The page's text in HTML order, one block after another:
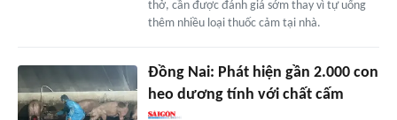
thở, cần được đánh giá sớm thay vì tự uống
thêm nhiều loại thuốc cảm tại nhà.
Đồng Nai: Phát hiện gần 2.000 con
heo dương tính với chất cấm